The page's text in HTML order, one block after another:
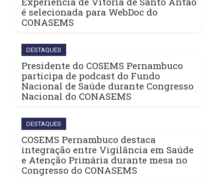
é selecionada para WebDoc do
CONASEMS
DESTAQUES
Presidente do COSEMS Pernambuco
participa de podcast do Fundo
Nacional de Saúde durante Congresso
Nacional do CONASEMS
DESTAQUES
COSEMS Pernambuco destaca
integração entre Vigilância em Saúde
e Atenção Primária durante mesa no
Congresso do CONASEMS